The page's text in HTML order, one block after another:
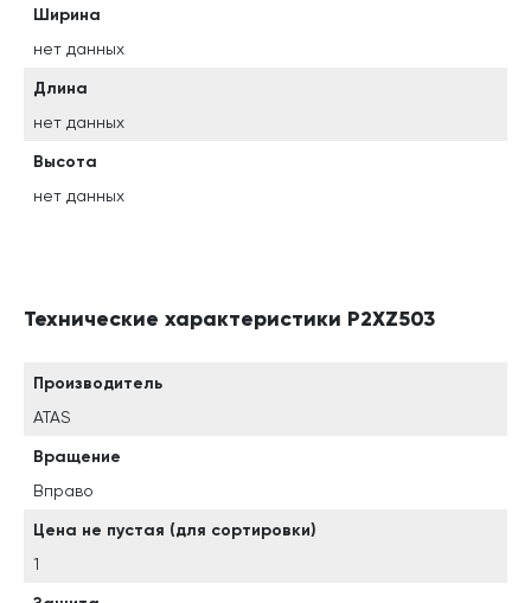
Ширина
нет данных
Длина
нет данных
Высота
нет данных
Технические характеристики P2XZ503
Производитель
ATAS
Вращение
Вправо
Цена не пустая (для сортировки)
1